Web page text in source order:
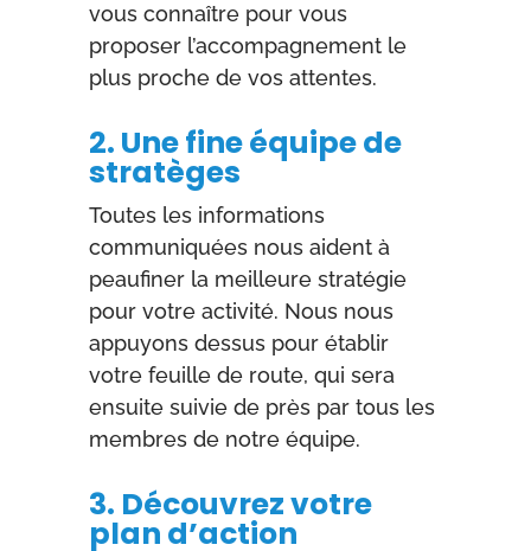
vous connaître pour vous
proposer l’accompagnement le
plus proche de vos attentes.
2. Une fine équipe de
stratèges
Toutes les informations
communiquées nous aident à
peaufiner la meilleure stratégie
pour votre activité. Nous nous
appuyons dessus pour établir
votre feuille de route, qui sera
ensuite suivie de près par tous les
membres de notre équipe.
3. Découvrez votre
plan d’action